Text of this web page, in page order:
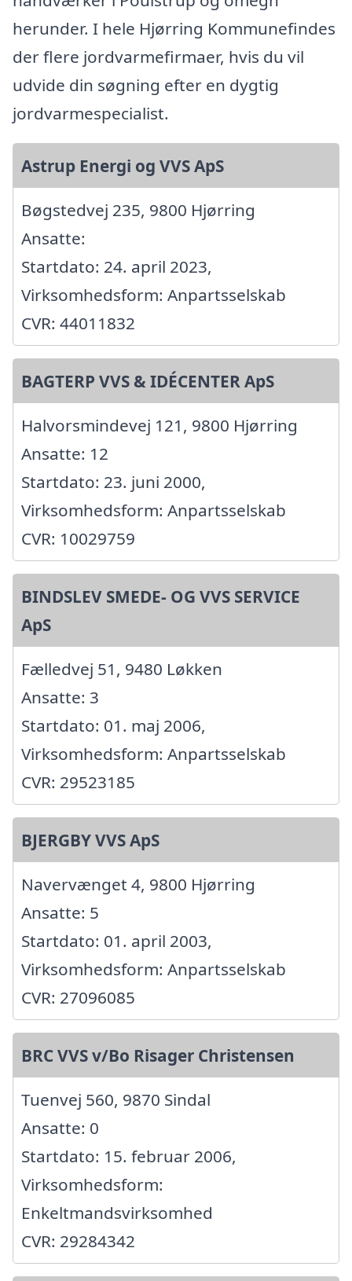
herunder. I hele Hjørring Kommunefindes
der flere jordvarmefirmaer, hvis du vil
udvide din søgning efter en dygtig
jordvarmespecialist.
Astrup Energi og VVS ApS
Bøgstedvej 235, 9800 Hjørring
Ansatte:
Startdato: 24. april 2023,
Virksomhedsform: Anpartsselskab
CVR: 44011832
BAGTERP VVS & IDÉCENTER ApS
Halvorsmindevej 121, 9800 Hjørring
Ansatte: 12
Startdato: 23. juni 2000,
Virksomhedsform: Anpartsselskab
CVR: 10029759
BINDSLEV SMEDE- OG VVS SERVICE
ApS
Fælledvej 51, 9480 Løkken
Ansatte: 3
Startdato: 01. maj 2006,
Virksomhedsform: Anpartsselskab
CVR: 29523185
BJERGBY VVS ApS
Navervænget 4, 9800 Hjørring
Ansatte: 5
Startdato: 01. april 2003,
Virksomhedsform: Anpartsselskab
CVR: 27096085
BRC VVS v/Bo Risager Christensen
Tuenvej 560, 9870 Sindal
Ansatte: 0
Startdato: 15. februar 2006,
Virksomhedsform:
Enkeltmandsvirksomhed
CVR: 29284342